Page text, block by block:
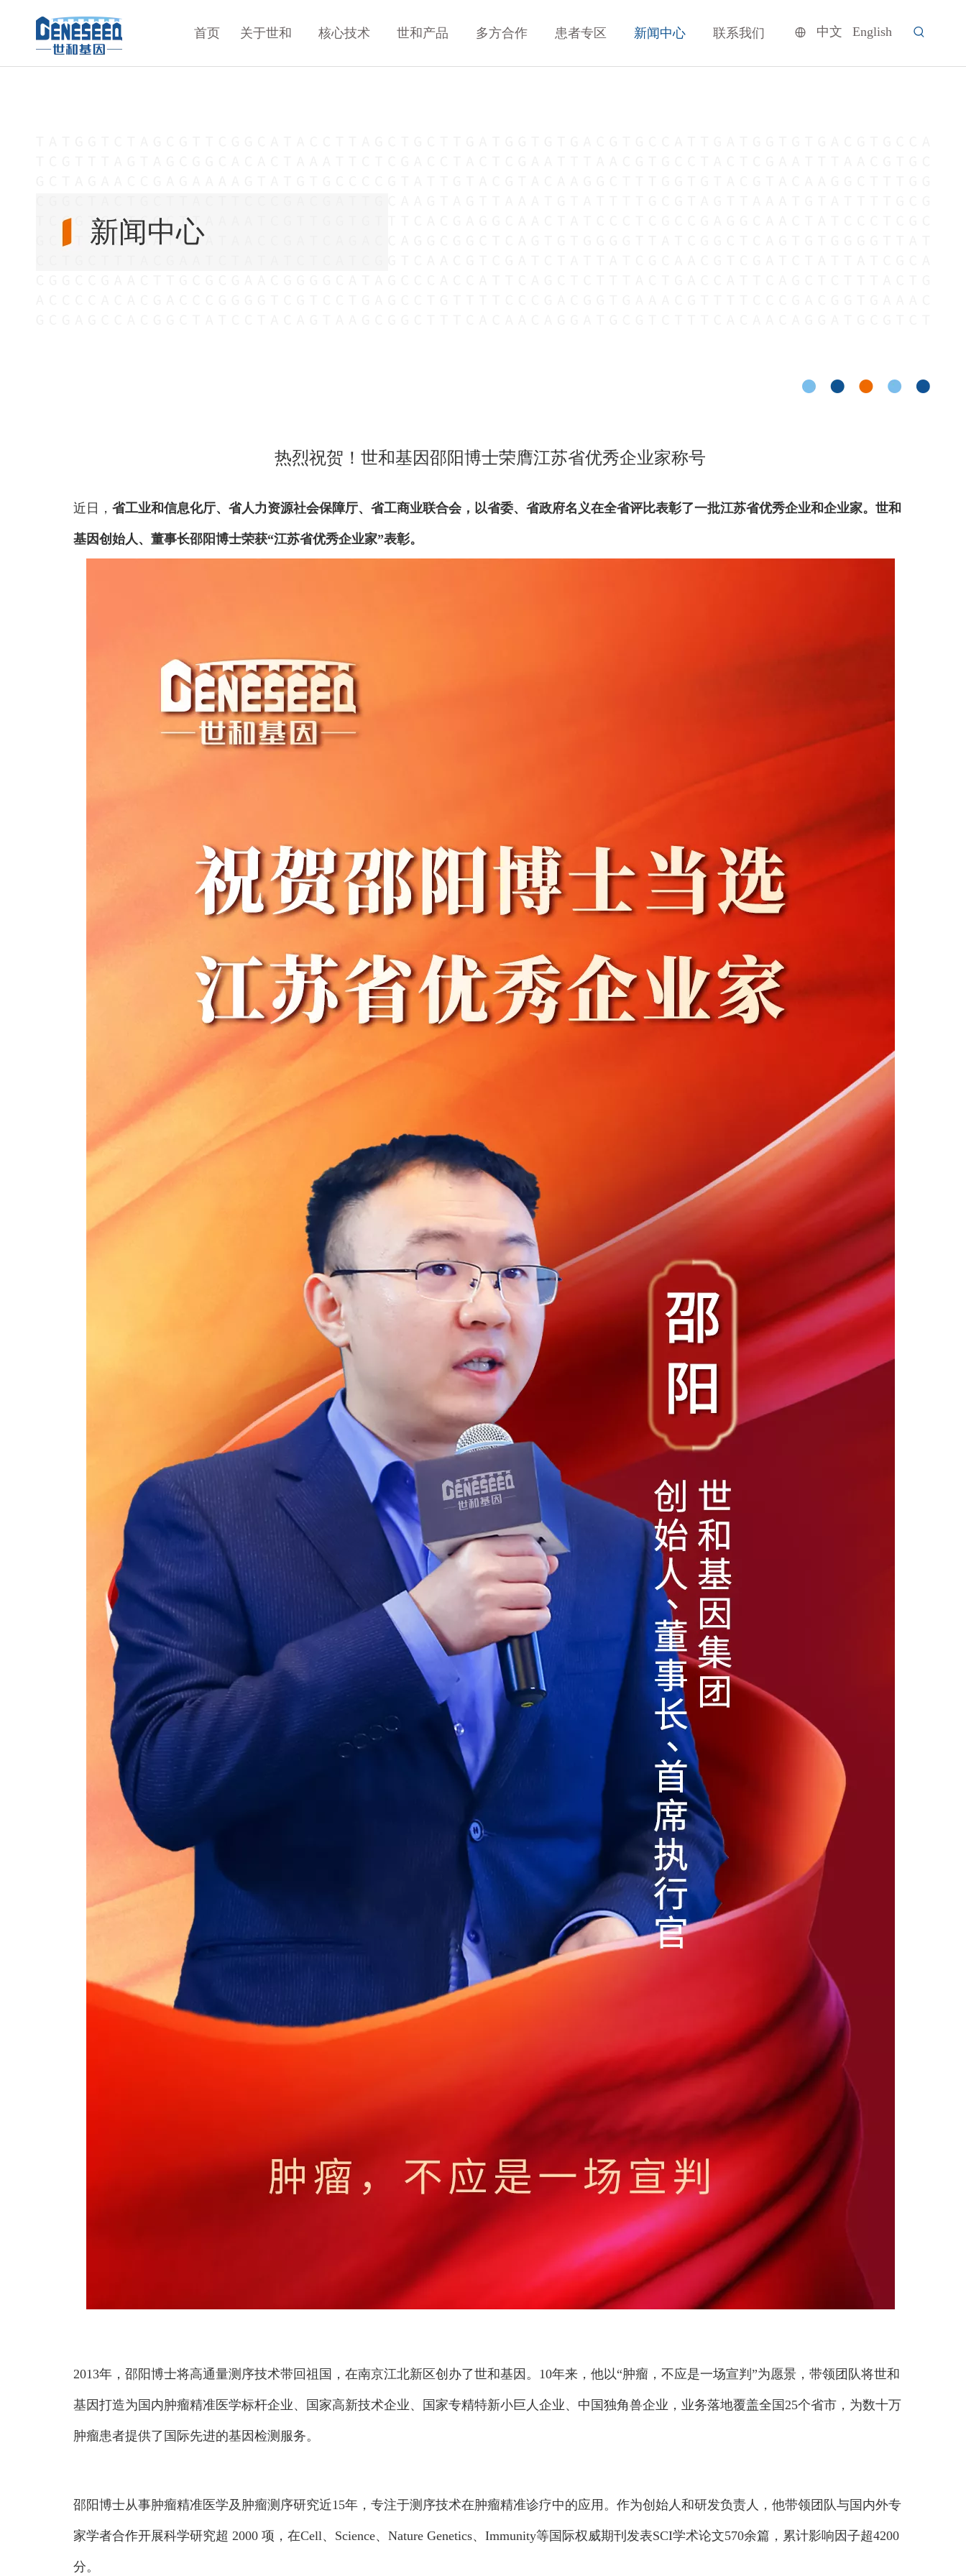
首页 关于世和 核心技术 世和产品 多方合作 患者专区 新闻中心 联系我们 中文 English
新闻中心
热烈祝贺！世和基因邵阳博士荣膺江苏省优秀企业家称号
近日， 省工业和信息化厅、省人力资源社会保障厅、省工商业联合会，以省委、省政府名义在全省评比表彰了一批江苏省优秀企业和企业家。 世和
基因创始人、董事长邵阳博士荣获“江苏省优秀企业家”表彰。
2013年，邵阳博士将高通量测序技术带回祖国，在南京江北新区创办了世和基因。10年来，他以“肿瘤，不应是一场宣判”为愿景，带领团队将世和
基因打造为国内肿瘤精准医学标杆企业、国家高新技术企业、国家专精特新小巨人企业、中国独角兽企业，业务落地覆盖全国25个省市，为数十万
肿瘤患者提供了国际先进的基因检测服务。
邵阳博士从事肿瘤精准医学及肿瘤测序研究近15年，专注于测序技术在肿瘤精准诊疗中的应用。作为创始人和研发负责人，他带领团队与国内外专
家学者合作开展科学研究超 2000 项，在Cell、Science、Nature Genetics、Immunity等国际权威期刊发表SCI学术论文570余篇，累计影响因子超4200
分。